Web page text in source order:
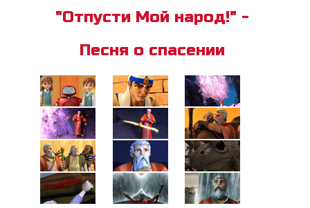
"Отпусти Мой народ!" -
Песня о спасении